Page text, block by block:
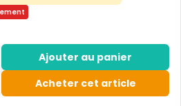
Ajouter au panier
Acheter cet article